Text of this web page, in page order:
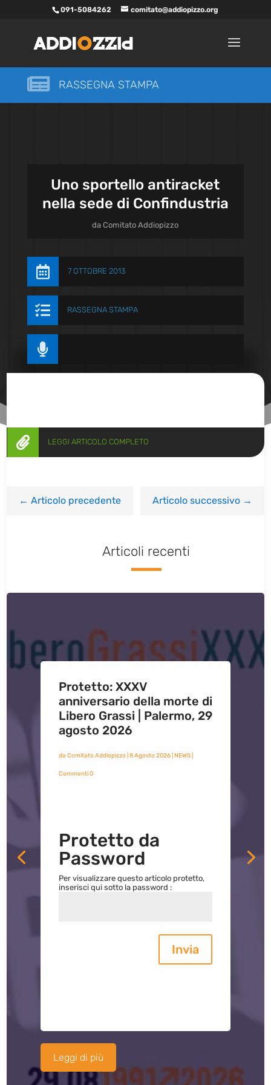
091-5084262 comitato@addiopizzo.org
 RASSEGNA STAMPA
Uno sportello antiracket
nella sede di Confindustria
daComitato Addiopizzo
 7 OTTOBRE 2013
 RASSEGNA STAMPA

 LEGGI ARTICOLO COMPLETO
←Articolo precedente Articolo successivo→
Articoli recenti
Protetto: XXXV
anniversario della morte di
Libero Grassi | Palermo, 29
agosto 2026
da Comitato Addiopizzo| 8 Agosto 2026| NEWS|
Commenti 0
Protetto da
Password
Per visualizzare questo articolo protetto,
inserisci qui sotto la password :
Invia
Leggi di più